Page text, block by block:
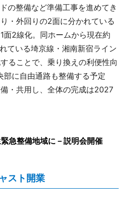
の整備など準備工事を進めてき
・外回りの2面に分かれている
面2線化。同ホームから現在約
ている埼京線・湘南新宿ライン
ることで、乗り換えの利便性向
部に自由通路も整備する予定
・共用し、全体の完成は2027
急整備地域に－説明会開催
スト開業